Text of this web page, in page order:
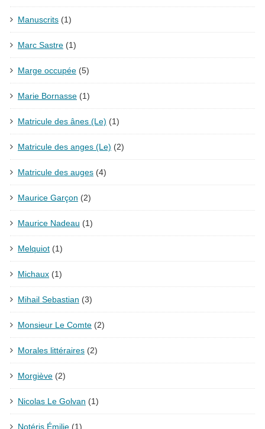
Manuscrits (1)
Marc Sastre (1)
Marge occupée (5)
Marie Bornasse (1)
Matricule des ânes (Le) (1)
Matricule des anges (Le) (2)
Matricule des auges (4)
Maurice Garçon (2)
Maurice Nadeau (1)
Melquiot (1)
Michaux (1)
Mihail Sebastian (3)
Monsieur Le Comte (2)
Morales littéraires (2)
Morgiève (2)
Nicolas Le Golvan (1)
Notéris Émilie (1)